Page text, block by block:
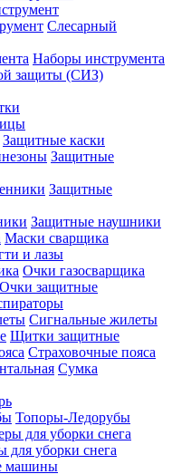
Слесарный
Наборы инструмента
защиты (СИЗ)
Защитные каски
Защитные
Защитные
Защитные наушники
Маски сварщика
и лазы
Очки газосварщика
Очки защитные
Сигнальные жилеты
Щитки защитные
Страховочные пояса
Сумка
Топоры-Ледорубы
для уборки снега